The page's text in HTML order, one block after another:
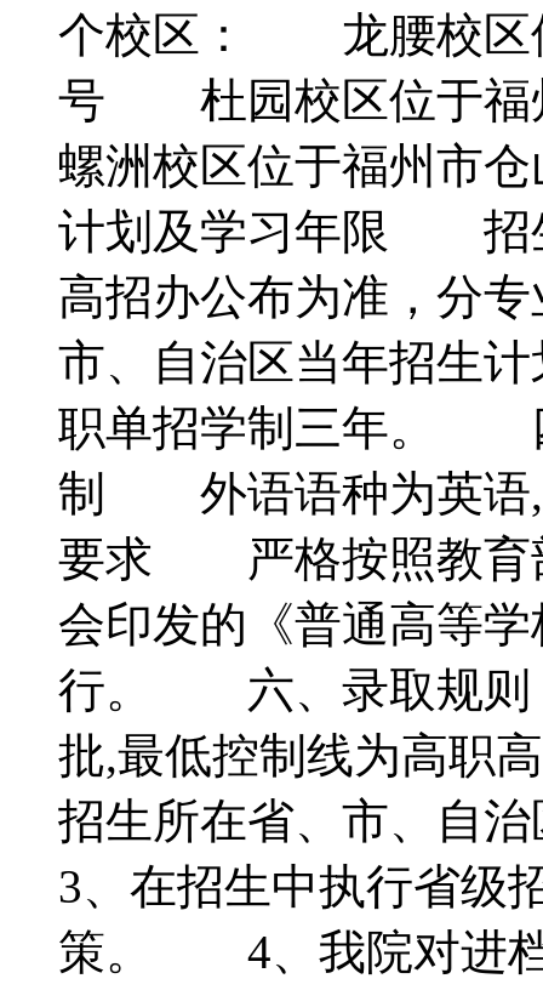
个校区： 龙腰校区
号 杜园校区位于福
螺洲校区位于福州市
计划及学习年限 招
高招办公布为准，分
市、自治区当年招生
职单招学制三年。
制 外语语种为英语
要求 严格按照教育
会印发的《普通高等
行。 六、录取规则
批,最低控制线为高
招生所在省、市、
3、在招生中执行省级
策。 4、我院对进档